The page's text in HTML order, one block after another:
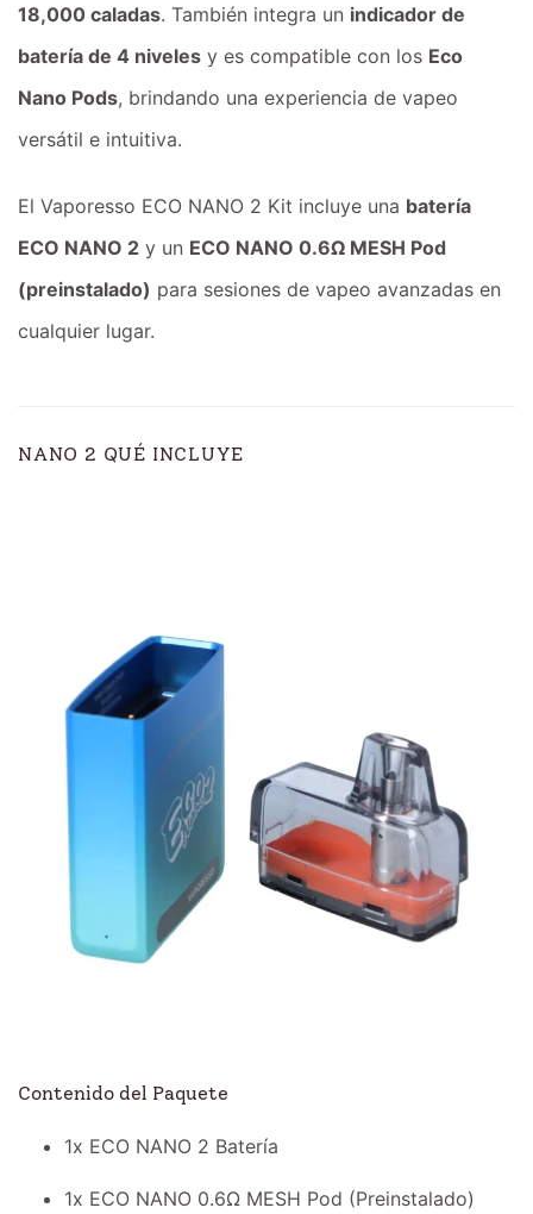
18,000 caladas. También integra un indicador de
batería de 4 niveles y es compatible con los Eco
Nano Pods, brindando una experiencia de vapeo
versátil e intuitiva.
El Vaporesso ECO NANO 2 Kit incluye una batería
ECO NANO 2 y un ECO NANO 0.6Ω MESH Pod
(preinstalado) para sesiones de vapeo avanzadas en
cualquier lugar.
NANO 2 QUÉ INCLUYE
Contenido del Paquete
1x ECO NANO 2 Batería
1x ECO NANO 0.6Ω MESH Pod (Preinstalado)